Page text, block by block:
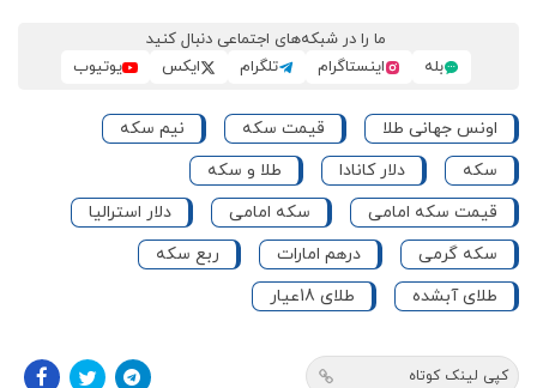
ما را در شبکه‌های اجتماعی دنبال کنید
بله
اینستاگرام تلگرام ایکس یوتیوب
اونس جهانی طلا قیمت سکه
نیم سکه
سکه
دلار کانادا
طلا و سکه
قیمت سکه امامی
سکه امامی
دلار استرالیا
سکه گرمی
درهم امارات
ربع سکه
طلای آبشده
طلای 18عیار
کپی لینک کوتاه